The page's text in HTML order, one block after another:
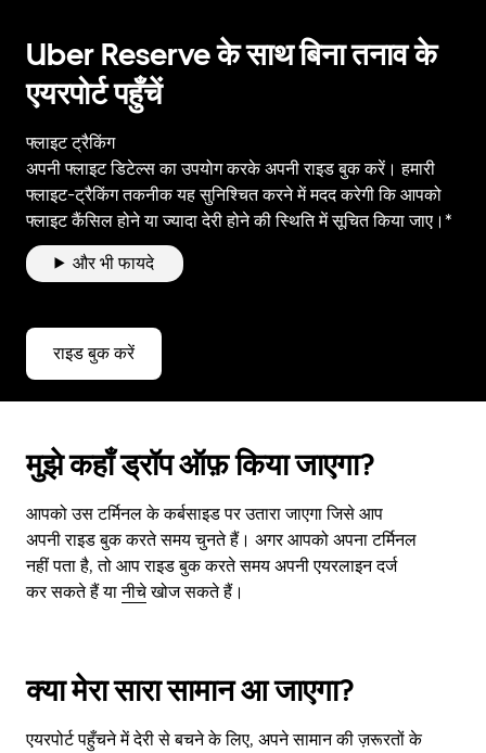
Uber Reserve के साथ बिना तनाव के
एयरपोर्ट पहुँचें
फ्लाइट ट्रैकिंग
अपनी फ्लाइट डिटेल्स का उपयोग करके अपनी राइड बुक करें। हमारी
फ्लाइट-ट्रैकिंग तकनीक यह सुनिश्चित करने में मदद करेगी कि आपको
फ्लाइट कैंसिल होने या ज्यादा देरी होने की स्थिति में सूचित किया जाए।*
और भी फायदे
राइड बुक करें
मुझे कहाँ ड्रॉप ऑफ़ किया जाएगा?
आपको उस टर्मिनल के कर्बसाइड पर उतारा जाएगा जिसे आप
अपनी राइड बुक करते समय चुनते हैं। अगर आपको अपना टर्मिनल
नहीं पता है, तो आप राइड बुक करते समय अपनी एयरलाइन दर्ज
कर सकते हैं यानीचेखोज सकते हैं।
क्या मेरा सारा सामान आ जाएगा?
एयरपोर्ट पहुँचने में देरी से बचने के लिए, अपने सामान की ज़रूरतों के